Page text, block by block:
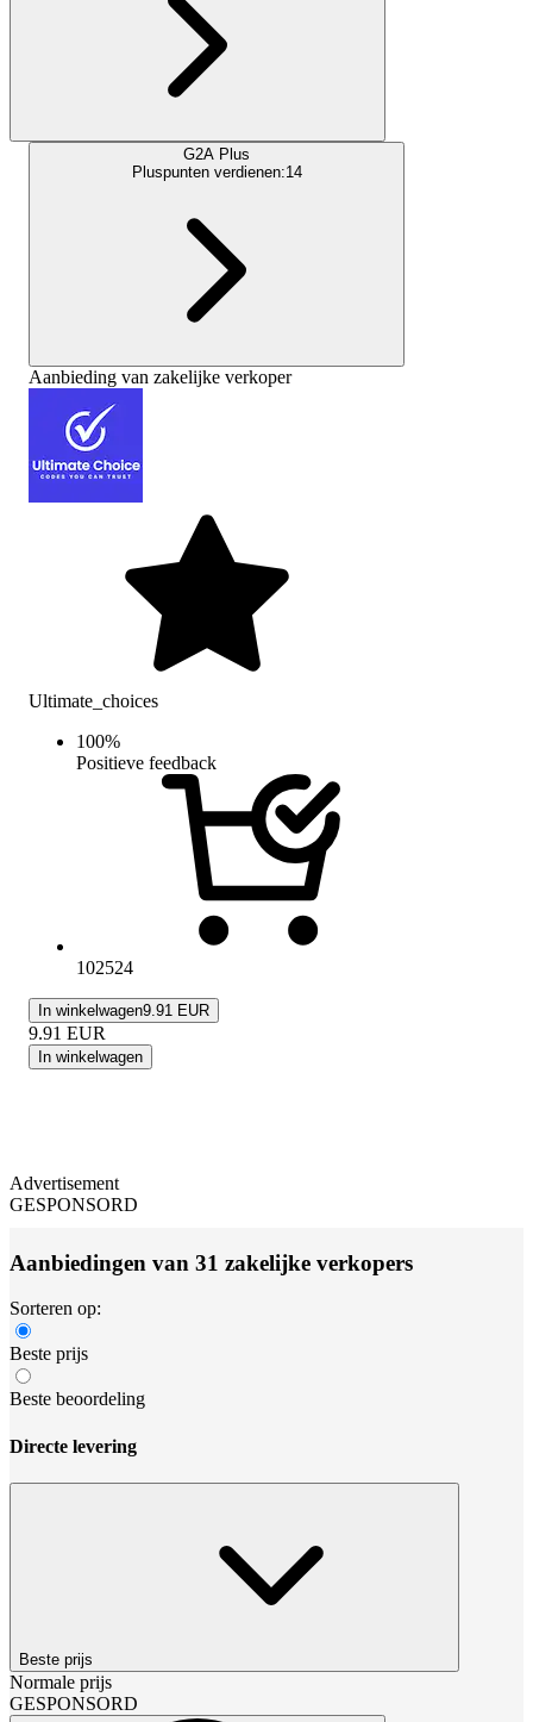
G2A Plus
Pluspunten verdienen:14
Aanbieding van zakelijke verkoper
Ultimate_choices
100%
Positieve feedback
102524
In winkelwagen9.91 EUR
9.91 EUR
In winkelwagen
Advertisement
GESPONSORD
Aanbiedingen van 31 zakelijke verkopers
Sorteren op:
Beste prijs
Beste beoordeling
Directe levering
Beste prijs
Normale prijs
GESPONSORD